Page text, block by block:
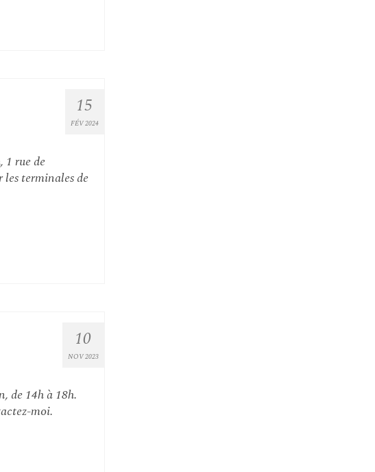
15
FÉV 2024
1 rue de
terminales de
10
NOV 2023
de 14h à 18h.
moi.